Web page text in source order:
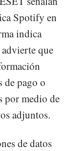
Spotify en
indica
que
de pago o
por medio de
adjuntos.
de datos